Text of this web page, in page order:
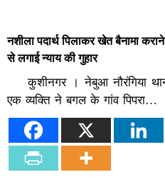
नशीला पदार्थ पिलाकर खेत बैनामा
से लगाई न्याय की गुहार
कुशीनगर । नेबुआ नौरंगिया
एक व्यक्ति ने बगल के गांव पिपरा…